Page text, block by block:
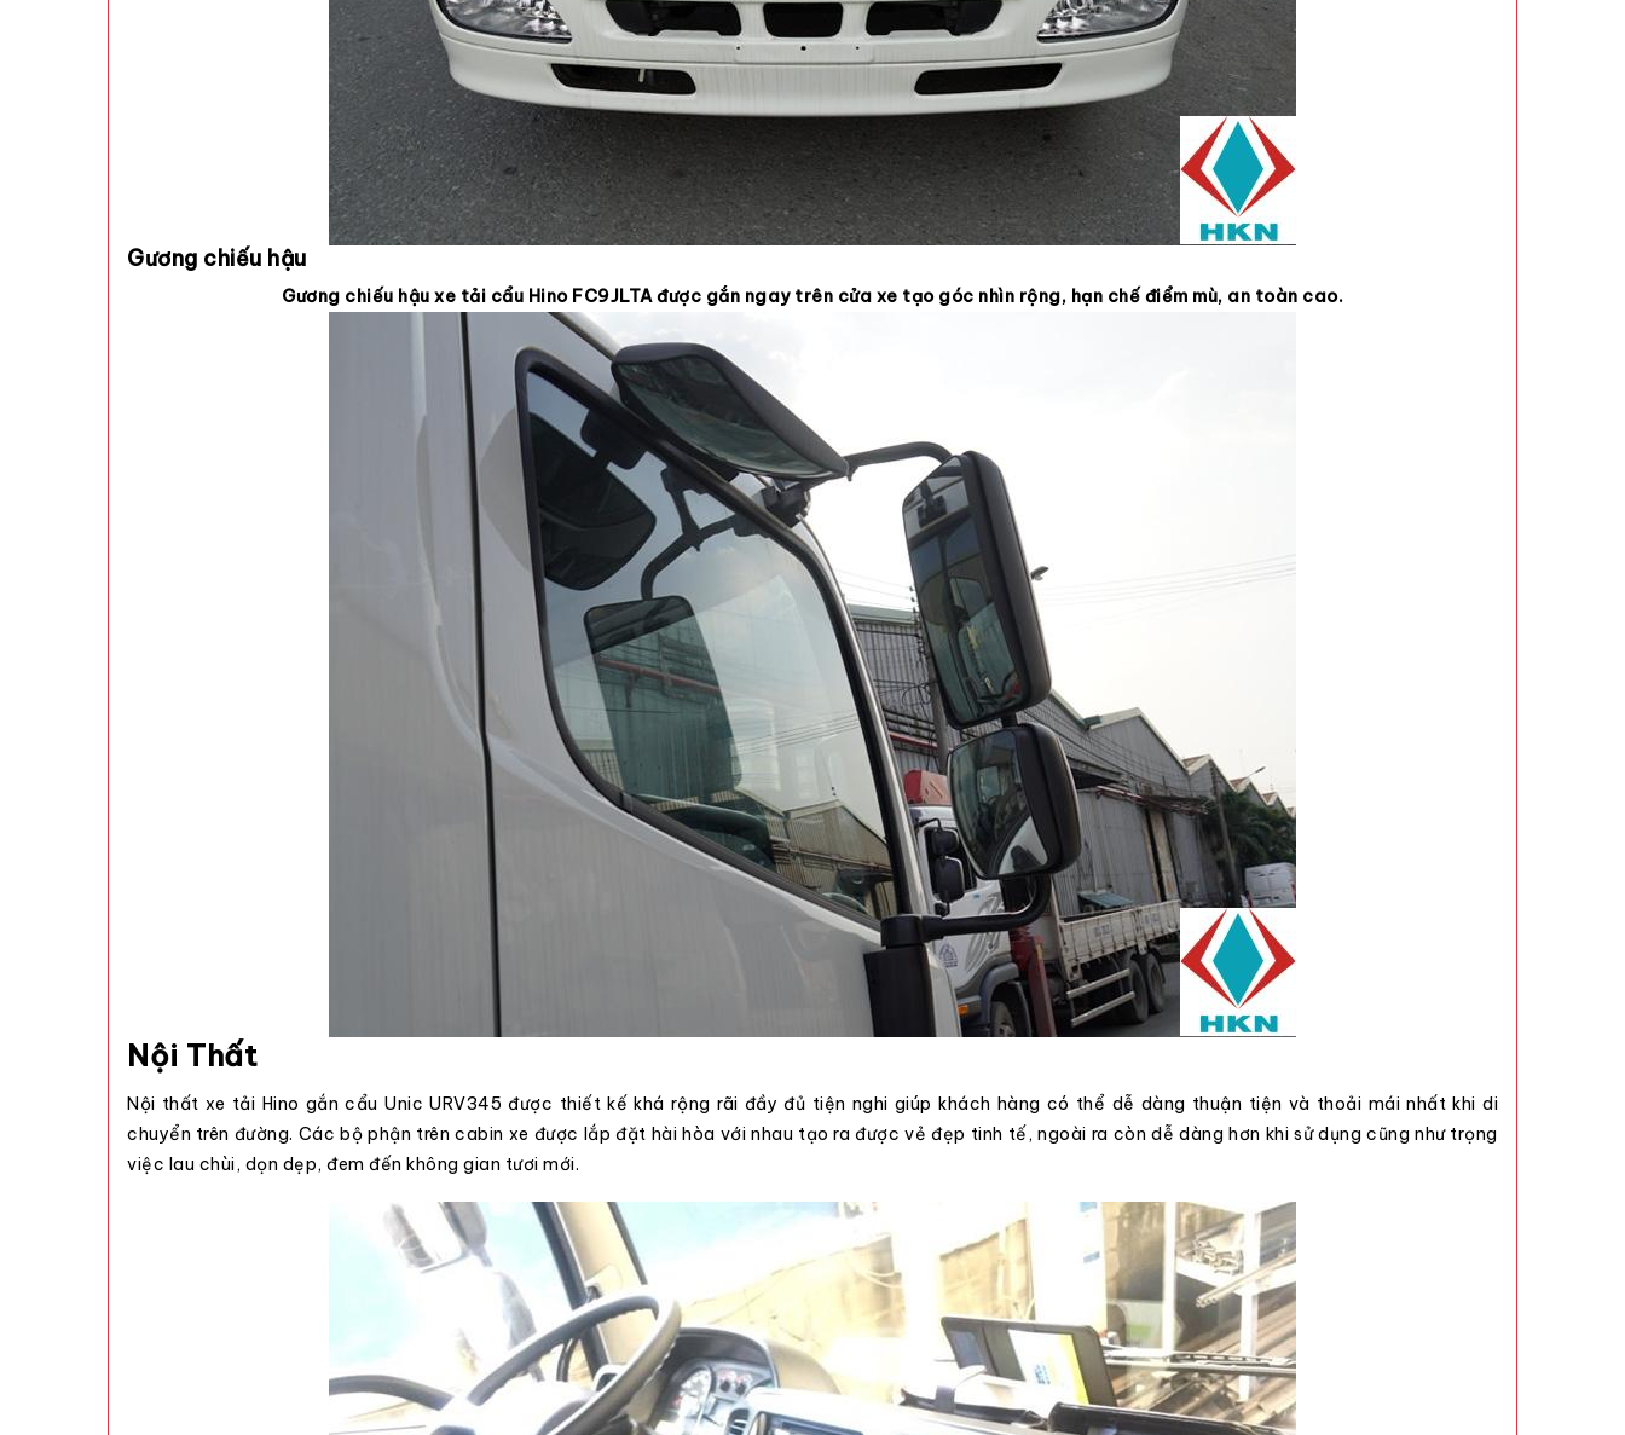
Gương chiếu hậu
Gương chiếu hậu xe tải cẩu Hino FC9JLTA được gắn ngay trên cửa xe tạo góc nhìn rộng, hạn chế điểm mù, an toàn cao.
Nội Thất
Nội thất xe tải Hino gắn cẩu Unic URV345 được thiết kế khá rộng rãi đầy đủ tiện nghi giúp khách hàng có thể dễ dàng thuận tiện và thoải mái nhất khi di
chuyển trên đường. Các bộ phận trên cabin xe được lắp đặt hài hòa với nhau tạo ra được vẻ đẹp tinh tế, ngoài ra còn dễ dàng hơn khi sử dụng cũng như trọng
việc lau chùi, dọn dẹp, đem đến không gian tươi mới.